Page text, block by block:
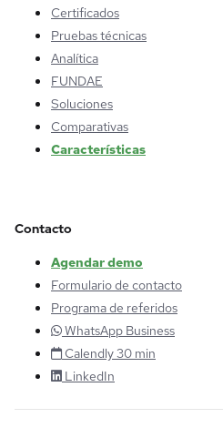
Certificados
Pruebas técnicas
Analítica
FUNDAE
Soluciones
Comparativas
Características
Contacto
Agendar demo
Formulario de contacto
Programa de referidos
WhatsApp Business
Calendly 30 min
LinkedIn